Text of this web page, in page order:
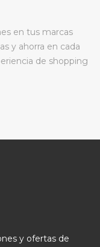
en tus marcas
y ahorra en cada
de shopping
y ofertas de